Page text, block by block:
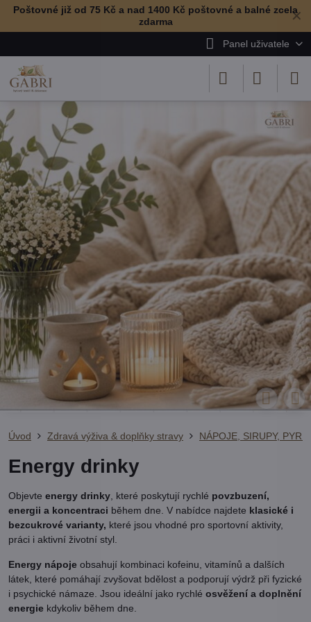
✕
Poštovné již od 75 Kč a nad 1400 Kč poštovné a balné zcela
zdarma
Panel uživatele
Úvod Zdravá výživa & doplňky stravy NÁPOJE, SIRUPY,
Energy drinky
Objevte energy drinky , které poskytují rychlé povzbuzení,
energii a koncentraci během dne. V nabídce najdete klasické i
bezcukrové varianty, které jsou vhodné pro sportovní aktivity,
práci i aktivní životní styl.
Energy nápoje obsahují kombinaci kofeinu, vitamínů a dalších
látek, které pomáhají zvyšovat bdělost a podporují výdrž při fyzické
i psychické námaze. Jsou ideální jako rychlé osvěžení a doplnění
energie kdykoliv během dne.